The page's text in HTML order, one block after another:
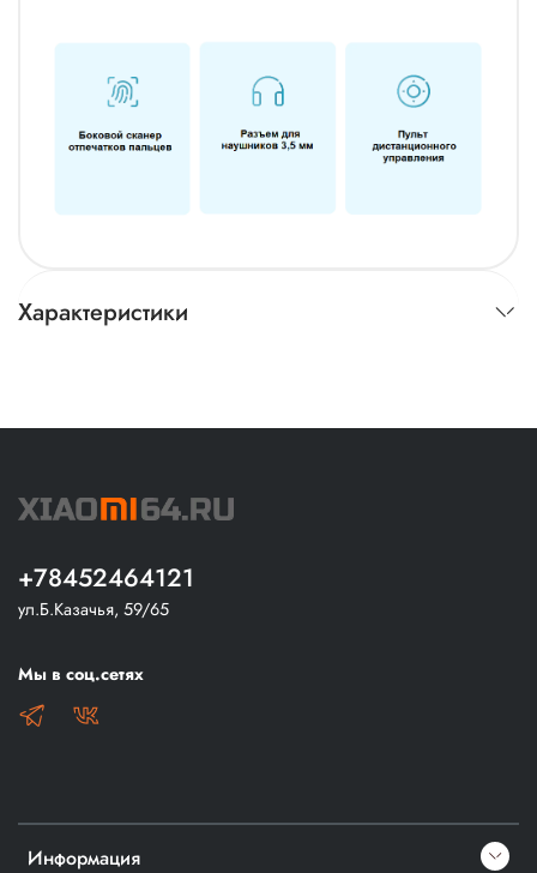
Характеристики
Информация
+78452464121
ул.Б.Казачья, 59/65
Мы в соц.сетях